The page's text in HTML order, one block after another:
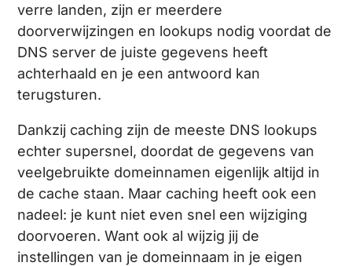
verre landen, zijn er meerdere
doorverwijzingen en lookups nodig voordat de
DNS server de juiste gegevens heeft
achterhaald en je een antwoord kan
terugsturen.
Dankzij caching zijn de meeste DNS lookups
echter supersnel, doordat de gegevens van
veelgebruikte domeinnamen eigenlijk altijd in
de cache staan. Maar caching heeft ook een
nadeel: je kunt niet even snel een wijziging
doorvoeren. Want ook al wijzig jij de
instellingen van je domeinnaam in je eigen